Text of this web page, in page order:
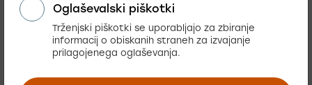
Oglaševalski piškotki
Trženjski piškotki se uporabljajo za zbiranje
informacij o obiskanih straneh za izvajanje
prilagojenega oglaševanja.